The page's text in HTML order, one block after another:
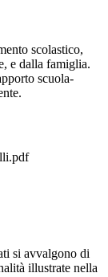
scolastico,
e dalla famiglia.
scuola-
si avvalgono di
illustrate nella